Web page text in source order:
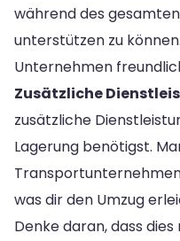
während des
unterstützen zu
Unternehmen
Zusätzliche
zusätzliche
Lagerung benötigst.
was dir den Umzug
Denke daran, dass